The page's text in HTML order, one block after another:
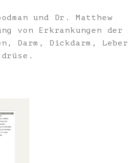
und Dr. Matthew
von Erkrankungen der
Darm, Dickdarm, Leber